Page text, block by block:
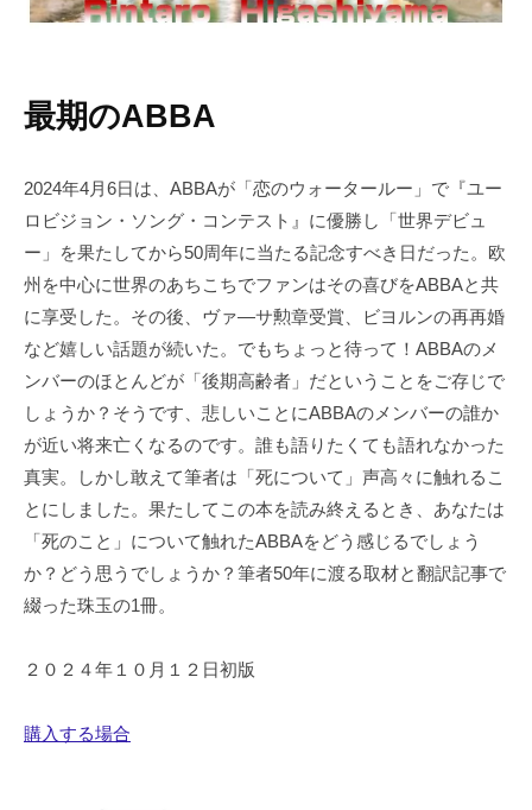
最期のABBA
2024年4月6日は、ABBAが「恋のウォータールー」で『ユー
ロビジョン・ソング・コンテスト』に優勝し「世界デビュ
ー」を果たしてから50周年に当たる記念すべき日だった。欧
州を中心に世界のあちこちでファンはその喜びをABBAと共
に享受した。その後、ヴァ―サ勲章受賞、ビヨルンの再再婚
など嬉しい話題が続いた。でもちょっと待って！ABBAのメ
ンバーのほとんどが「後期高齢者」だということをご存じで
しょうか？そうです、悲しいことにABBAのメンバーの誰か
が近い将来亡くなるのです。誰も語りたくても語れなかった
真実。しかし敢えて筆者は「死について」声高々に触れるこ
とにしました。果たしてこの本を読み終えるとき、あなたは
「死のこと」について触れたABBAをどう感じるでしょう
か？どう思うでしょうか？筆者50年に渡る取材と翻訳記事で
綴った珠玉の1冊。
２０２４年１０月１２日初版
購入する場合